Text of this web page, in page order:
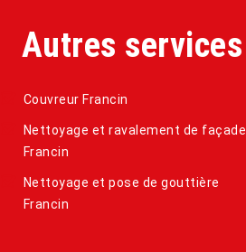
Autres services
Couvreur Francin
Nettoyage et ravalement de façade
Francin
Nettoyage et pose de gouttière
Francin